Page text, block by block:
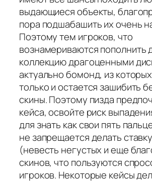
выдающиеся объекты,
пора подшабашить их очень
Поэтому тем игроков, что
вознамериваются
коллекцию драгоценными
актуально бомонд, из
только и остается зашибить
скины. Поэтому пизда
кейса, освойте риск
для знать как свои пять
не запрещается делать
(невесть негустых и еще
скинов, что пользуются
игроков. Некоторые кейсы